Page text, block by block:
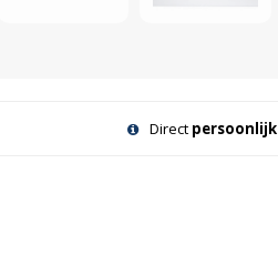
Direct persoonlijk